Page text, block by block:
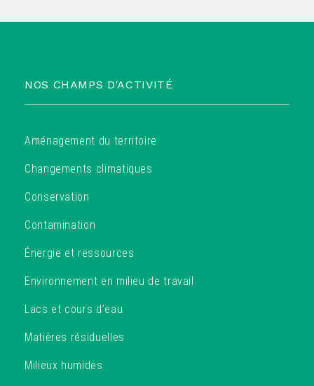
NOS CHAMPS D'ACTIVITÉ
Aménagement du territoire
Changements climatiques
Conservation
Contamination
Énergie et ressources
Environnement en milieu de travail
Lacs et cours d’eau
Matières résiduelles
Milieux humides